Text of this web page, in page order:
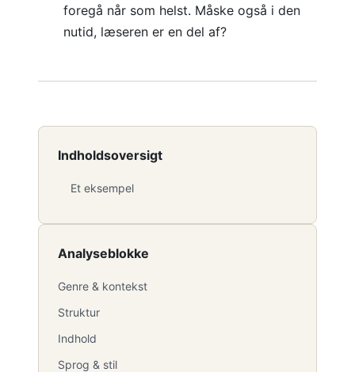
Indholdsoversigt
Et eksempel
Analyseblokke
Genre & kontekst
Struktur
Indhold
Sprog & stil
foregå når som helst. Måske også i den
nutid, læseren er en del af?